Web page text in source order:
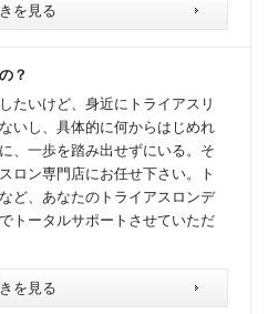
を見る
？
たいけど、身近にトライアスリ
いし、具体的に何からはじめれ
、一歩を踏み出せずにいる。そ
ロン専門店にお任せ下さい。ト
ど、あなたのトライアスロンデ
トータルサポートさせていただ
を見る